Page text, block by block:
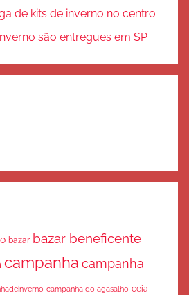
de kits de inverno no centro
são entregues em SP
bazar bazar beneficente
campanha campanha
campanha do agasalho ceia